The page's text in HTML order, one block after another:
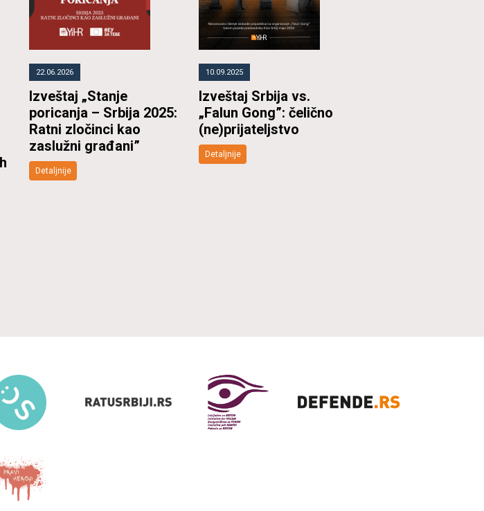
22.06.2026
Izveštaj „Stanje
poricanja – Srbija 2025:
Ratni zločinci kao
zaslužni građani”
Detaljnije
10.09.2025
Izveštaj Srbija vs.
„Falun Gong”: čelično
(ne)prijateljstvo
Detaljnije